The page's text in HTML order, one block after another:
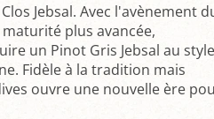
Jebsal. Avec l'avènement
plus avancée,
un Pinot Gris Jebsal au style
Fidèle à la tradition mais
ouvre une nouvelle ère